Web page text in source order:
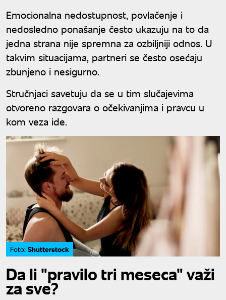
Emocionalna nedostupnost, povlačenje i
nedosledno ponašanje često ukazuju na to da
jedna strana nije spremna za ozbiljniji odnos. U
takvim situacijama, partneri se često osećaju
zbunjeno i nesigurno.
Stručnjaci savetuju da se u tim slučajevima
otvoreno razgovara o očekivanjima i pravcu u
kom veza ide.
Foto: Shutterstock
Da li "pravilo tri meseca" važi
za sve?